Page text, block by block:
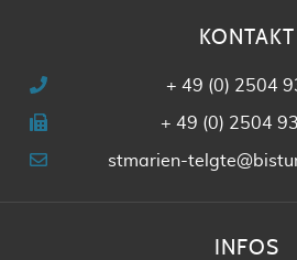
KONTAKT
+ 49 (0) 2504
+ 49 (0) 2504
stmarien-
INFOS